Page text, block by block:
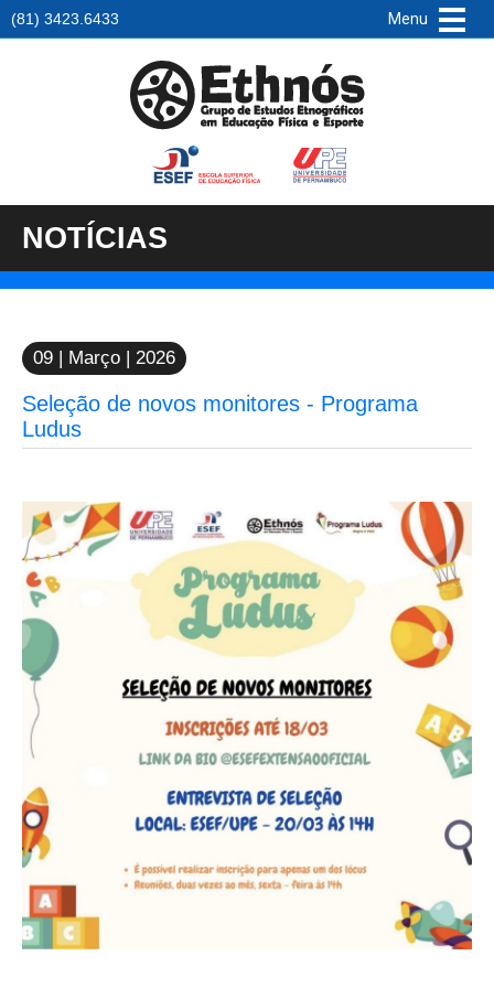
(81) 3423.6433 Menu
Ethnós
NOTÍCIAS
09 | Março | 2026
Seleção de novos monitores - Programa
Ludus